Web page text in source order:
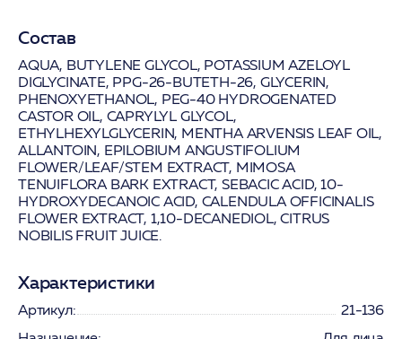
Состав
AQUA, BUTYLENE GLYCOL, POTASSIUM AZELOYL
DIGLYCINATE, PPG-26-BUTETH-26, GLYCERIN,
PHENOXYETHANOL, PEG-40 HYDROGENATED
CASTOR OIL, CAPRYLYL GLYCOL,
ETHYLHEXYLGLYCERIN, MENTHA ARVENSIS LEAF OIL,
ALLANTOIN, EPILOBIUM ANGUSTIFOLIUM
FLOWER/LEAF/STEM EXTRACT, MIMOSA
TENUIFLORA BARK EXTRACT, SEBACIC ACID, 10-
HYDROXYDECANOIC ACID, CALENDULA OFFICINALIS
FLOWER EXTRACT, 1,10-DECANEDIOL, CITRUS
NOBILIS FRUIT JUICE.
Характеристики
Артикул:
21-136